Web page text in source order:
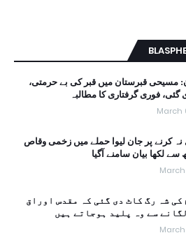
مسیحی قبرستان میں قبر کی بے حرمتی،
فوری گرفتاری کا مطالبہ
March
کرنے پر جان لیوا حملے میں زخمی وقاص
سے لکھا بیان سامنے آگیا
کی شہ رگ کاٹ دی گئی کہ مقدس اوراق
سے وہ پلید ہوجاتے ہیں